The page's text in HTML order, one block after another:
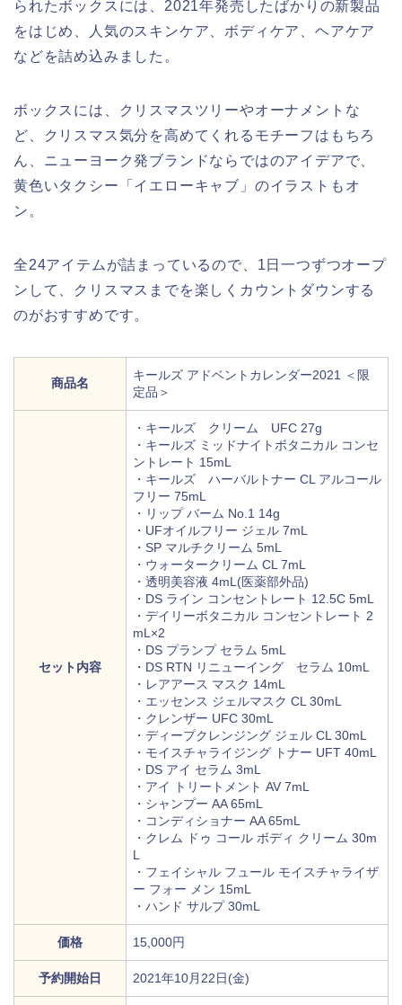
られたボックスには、2021年発売したばかりの新製品
をはじめ、人気のスキンケア、ボディケア、ヘアケア
などを詰め込みました。
ボックスには、クリスマスツリーやオーナメントな
ど、クリスマス気分を高めてくれるモチーフはもちろ
ん、ニューヨーク発ブランドならではのアイデアで、
黄色いタクシー「イエローキャブ」のイラストもオ
ン。
全24アイテムが詰まっているので、1日一つずつオープ
ンして、クリスマスまでを楽しくカウントダウンする
のがおすすめです。
商品名
キールズ アドベントカレンダー2021 ＜限
定品＞
セット内容
・キールズ クリーム UFC 27g
・キールズ ミッドナイトボタニカル コンセ
ントレート 15mL
・キールズ ハーバルトナー CL アルコール
フリー 75mL
・リップ バーム No.1 14g
・UFオイルフリー ジェル 7mL
・SP マルチクリーム 5mL
・ウォータークリーム CL 7mL
・透明美容液 4mL(医薬部外品)
・DS ライン コンセントレート 12.5C 5mL
・デイリーボタニカル コンセントレート 2
mL×2
・DS プランプ セラム 5mL
・DS RTN リニューイング セラム 10mL
・レアアース マスク 14mL
・エッセンス ジェルマスク CL 30mL
・クレンザー UFC 30mL
・ディープクレンジング ジェル CL 30mL
・モイスチャライジング トナー UFT 40mL
・DS アイ セラム 3mL
・アイ トリートメント AV 7mL
・シャンプー AA 65mL
・コンディショナー AA 65mL
・クレム ドゥ コール ボディ クリーム 30m
L
・フェイシャル フュール モイスチャライザ
ー フォー メン 15mL
・ハンド サルプ 30mL
価格 15,000円
予約開始日 2021年10月22日(金)